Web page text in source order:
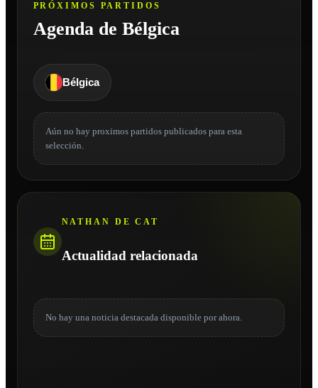
PRÓXIMOS PARTIDOS
Agenda de Bélgica
Bélgica
Aún no hay proximos partidos publicados para esta
selección.
NATHAN DE CAT
Actualidad relacionada
No hay una noticia destacada disponible por ahora.